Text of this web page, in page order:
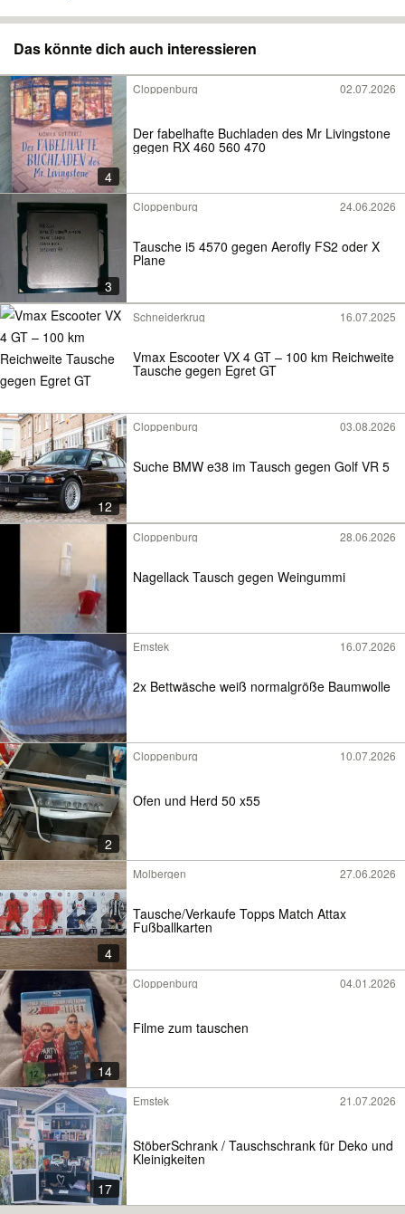
Das könnte dich auch interessieren
4
Cloppenburg 02.07.2026
Der fabelhafte Buchladen des Mr Livingstone
gegen RX 460 560 470
3
Cloppenburg 24.06.2026
Tausche i5 4570 gegen Aerofly FS2 oder X
Plane
Schneiderkrug 16.07.2025
Vmax Escooter VX 4 GT – 100 km Reichweite
Tausche gegen Egret GT
12
Cloppenburg 03.08.2026
Suche BMW e38 im Tausch gegen Golf VR 5
Cloppenburg 28.06.2026
Nagellack Tausch gegen Weingummi
Emstek 16.07.2026
2x Bettwäsche weiß normalgröße Baumwolle
2
Cloppenburg 10.07.2026
Ofen und Herd 50 x55
4
Molbergen 27.06.2026
Tausche/Verkaufe Topps Match Attax
Fußballkarten
14
Cloppenburg 04.01.2026
Filme zum tauschen
17
Emstek 21.07.2026
StöberSchrank / Tauschschrank für Deko und
Kleinigkeiten